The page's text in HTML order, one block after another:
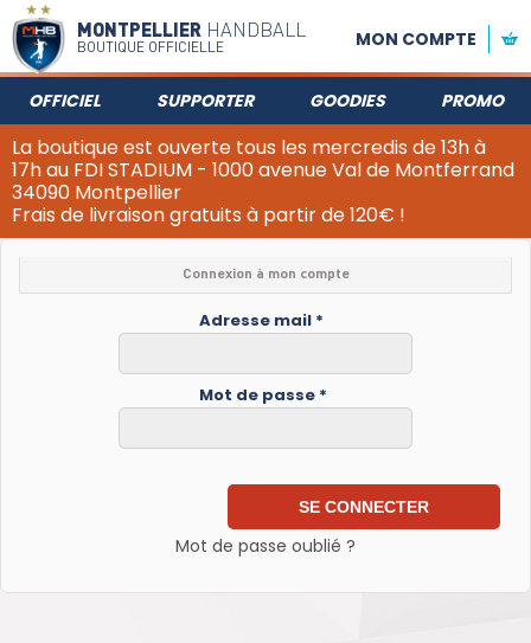
MONTPELLIERHANDBALL
BOUTIQUE OFFICIELLE MON COMPTE
OFFICIEL SUPPORTER GOODIES PROMO
La boutique est ouverte tous les mercredis de 13h à
17h au FDI STADIUM - 1000 avenue Val de Montferrand
34090 Montpellier
Frais de livraison gratuits à partir de 120€ !
Connexion à mon compte
Adresse mail *
Mot de passe *
Mot de passe oublié ?